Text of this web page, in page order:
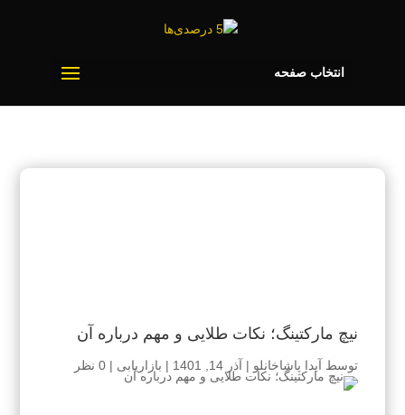
انتخاب صفحه
نیچ مارکتینگ؛ نکات طلایی و مهم درباره آن
توسط آیدا پاشاخانلو | آذر 14, 1401 | بازاریابی |0 نظر